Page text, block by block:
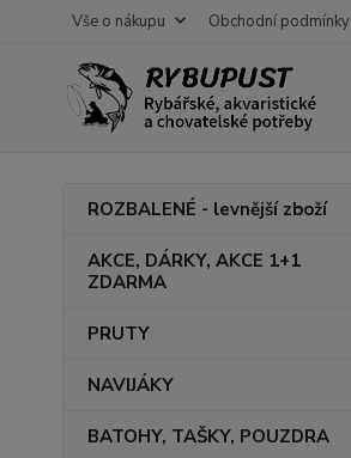
Vše o nákupu Obchodní podmínky
ROZBALENÉ - levnější zboží
AKCE, DÁRKY, AKCE 1+1
ZDARMA
PRUTY
NAVIJÁKY
BATOHY, TAŠKY, POUZDRA